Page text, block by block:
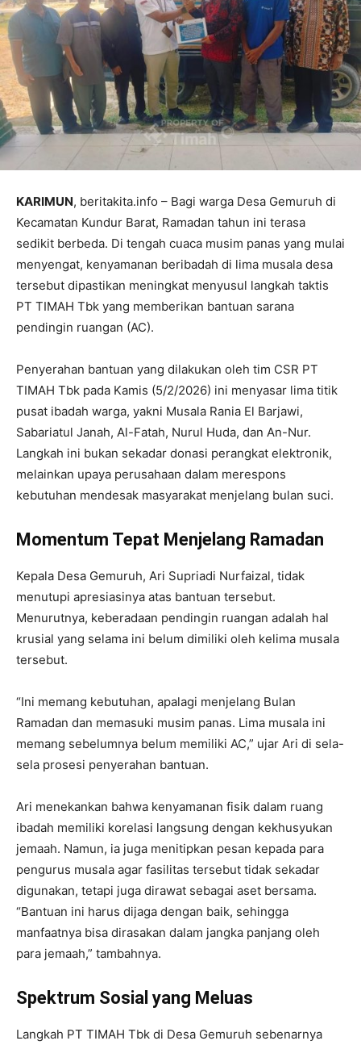
KARIMUN, beritakita.info – Bagi warga Desa Gemuruh di
Kecamatan Kundur Barat, Ramadan tahun ini terasa
sedikit berbeda. Di tengah cuaca musim panas yang mulai
menyengat, kenyamanan beribadah di lima musala desa
tersebut dipastikan meningkat menyusul langkah taktis
PT TIMAH Tbk yang memberikan bantuan sarana
pendingin ruangan (AC).
Penyerahan bantuan yang dilakukan oleh tim CSR PT
TIMAH Tbk pada Kamis (5/2/2026) ini menyasar lima titik
pusat ibadah warga, yakni Musala Rania El Barjawi,
Sabariatul Janah, Al-Fatah, Nurul Huda, dan An-Nur.
Langkah ini bukan sekadar donasi perangkat elektronik,
melainkan upaya perusahaan dalam merespons
kebutuhan mendesak masyarakat menjelang bulan suci.
Momentum Tepat Menjelang Ramadan
Kepala Desa Gemuruh, Ari Supriadi Nurfaizal, tidak
menutupi apresiasinya atas bantuan tersebut.
Menurutnya, keberadaan pendingin ruangan adalah hal
krusial yang selama ini belum dimiliki oleh kelima musala
tersebut.
“Ini memang kebutuhan, apalagi menjelang Bulan
Ramadan dan memasuki musim panas. Lima musala ini
memang sebelumnya belum memiliki AC,” ujar Ari di sela-
sela prosesi penyerahan bantuan.
Ari menekankan bahwa kenyamanan fisik dalam ruang
ibadah memiliki korelasi langsung dengan kekhusyukan
jemaah. Namun, ia juga menitipkan pesan kepada para
pengurus musala agar fasilitas tersebut tidak sekadar
digunakan, tetapi juga dirawat sebagai aset bersama.
“Bantuan ini harus dijaga dengan baik, sehingga
manfaatnya bisa dirasakan dalam jangka panjang oleh
para jemaah,” tambahnya.
Spektrum Sosial yang Meluas
Langkah PT TIMAH Tbk di Desa Gemuruh sebenarnya